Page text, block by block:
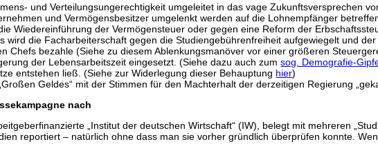
und Verteilungsungerechtigkeit umgeleitet in das vage Zukunftsversprechen
und Vermögensbesitzer umgelenkt werden auf die Lohnempfänger
Wiedereinführung der Vermögensteuer oder gegen eine Reform der
die Facharbeiterschaft gegen die Studiengebührenfreiheit aufgewiegelt und
Chefs bezahle (Siehe zu diesem Ablenkungsmanöver vor einer größeren
der Lebensarbeitszeit eingesetzt. (Siehe dazu auch zumsog. Demografie-
entstehen ließ. (Siehe zur Widerlegung dieser Behauptung hier)
Geldes“ mit der Stimmen für den Machterhalt der derzeitigen Regierung
nach
„Institut der deutschen Wirtschaft“ (IW), belegt mit mehreren
reportiert – natürlich ohne dass man sie vorher gründlich überprüfen konnte.